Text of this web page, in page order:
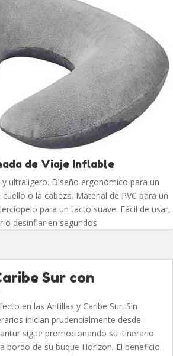
de Viaje Inflable
ultraligero. Diseño ergonómico para un
o la cabeza. Material de PVC para un
para un tacto suave. Fácil de usar,
o desinflar en segundos
Sur con
en las Antillas y Caribe Sur. Sin
inician prudencialmente desde
sigue promocionando su itinerario
bordo de su buque Horizon. El beneficio